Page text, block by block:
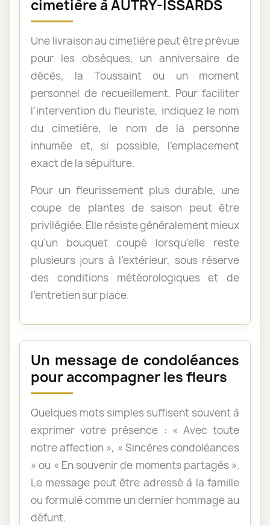
cimetière à AUTRY-ISSARDS
Une livraison au cimetière peut être prévue
pour les obsèques, un anniversaire de
décès, la Toussaint ou un moment
personnel de recueillement. Pour faciliter
l’intervention du fleuriste, indiquez le nom
du cimetière, le nom de la personne
inhumée et, si possible, l’emplacement
exact de la sépulture.
Pour un fleurissement plus durable, une
coupe de plantes de saison peut être
privilégiée. Elle résiste généralement mieux
qu’un bouquet coupé lorsqu’elle reste
plusieurs jours à l’extérieur, sous réserve
des conditions météorologiques et de
l’entretien sur place.
Un message de condoléances
pour accompagner les fleurs
Quelques mots simples suffisent souvent à
exprimer votre présence : « Avec toute
notre affection », « Sincères condoléances
» ou « En souvenir de moments partagés ».
Le message peut être adressé à la famille
ou formulé comme un dernier hommage au
défunt.